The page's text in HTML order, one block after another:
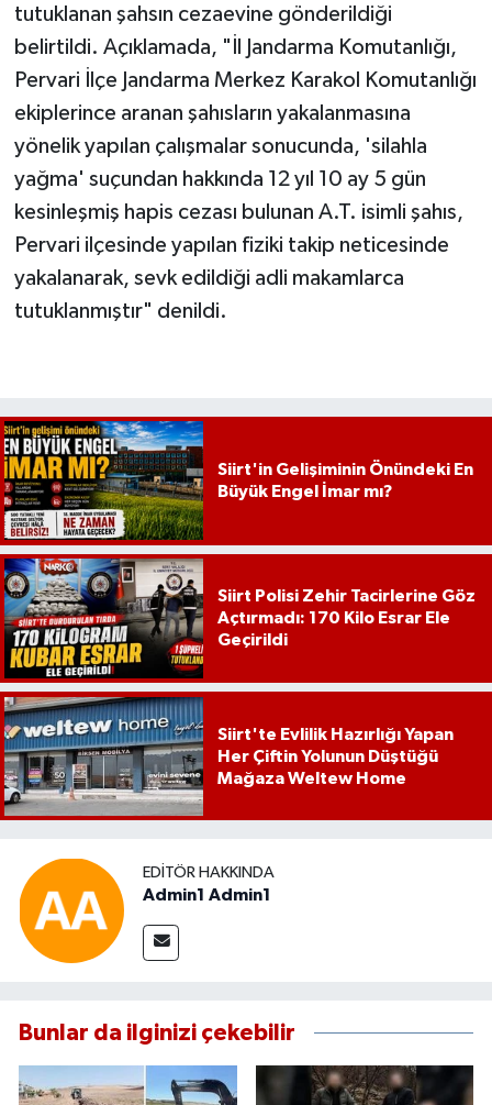
tutuklanan şahsın cezaevine gönderildiği
belirtildi. Açıklamada, "İl Jandarma Komutanlığı,
Pervari İlçe Jandarma Merkez Karakol Komutanlığı
ekiplerince aranan şahısların yakalanmasına
yönelik yapılan çalışmalar sonucunda, 'silahla
yağma' suçundan hakkında 12 yıl 10 ay 5 gün
kesinleşmiş hapis cezası bulunan A.T. isimli şahıs,
Pervari ilçesinde yapılan fiziki takip neticesinde
yakalanarak, sevk edildiği adli makamlarca
tutuklanmıştır" denildi.
Siirt'in Gelişiminin Önündeki En
Büyük Engel İmar mı?
Siirt Polisi Zehir Tacirlerine Göz
Açtırmadı: 170 Kilo Esrar Ele
Geçirildi
Siirt'te Evlilik Hazırlığı Yapan
Her Çiftin Yolunun Düştüğü
Mağaza Weltew Home
EDITÖR HAKKINDA
Admin1 Admin1
Bunlar da ilginizi çekebilir